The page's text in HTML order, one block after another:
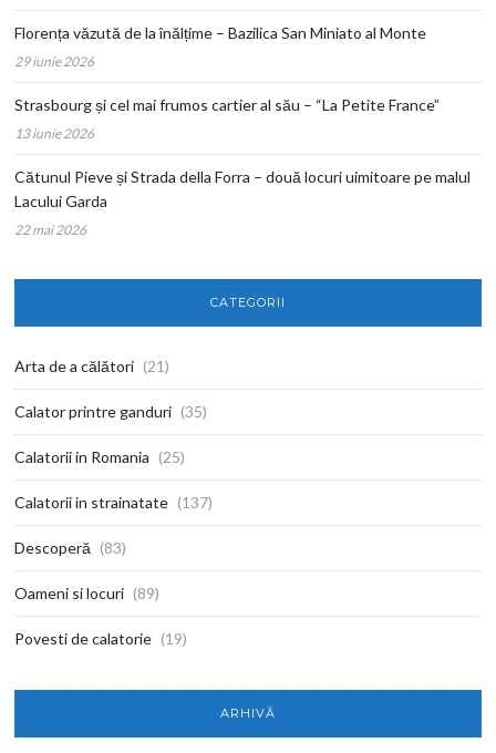
Florența văzută de la înălțime – Bazilica San Miniato al Monte
29 iunie 2026
Strasbourg și cel mai frumos cartier al său – “La Petite France”
13 iunie 2026
Cătunul Pieve și Strada della Forra – două locuri uimitoare pe malul
Lacului Garda
22 mai 2026
CATEGORII
Arta de a călători (21)
Calator printre ganduri (35)
Calatorii in Romania (25)
Calatorii in strainatate (137)
Descoperă (83)
Oameni si locuri (89)
Povesti de calatorie (19)
ARHIVĂ